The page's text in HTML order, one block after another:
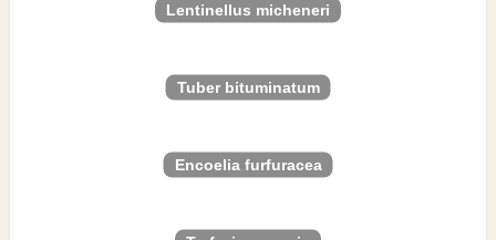
Lentinellus micheneri
Tuber bituminatum
Encoelia furfuracea